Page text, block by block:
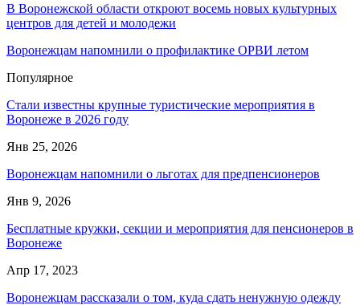
В Воронежской области откроют восемь новых культурных
центров для детей и молодежи
Воронежцам напомнили о профилактике ОРВИ летом
Популярное
Стали известны крупные туристические мероприятия в
Воронеже в 2026 году
Янв 25, 2026
Воронежцам напомнили о льготах для предпенсионеров
Янв 9, 2026
Бесплатные кружки, секции и мероприятия для пенсионеров в
Воронеже
Апр 17, 2023
Воронежцам рассказали о том, куда сдать ненужную одежду